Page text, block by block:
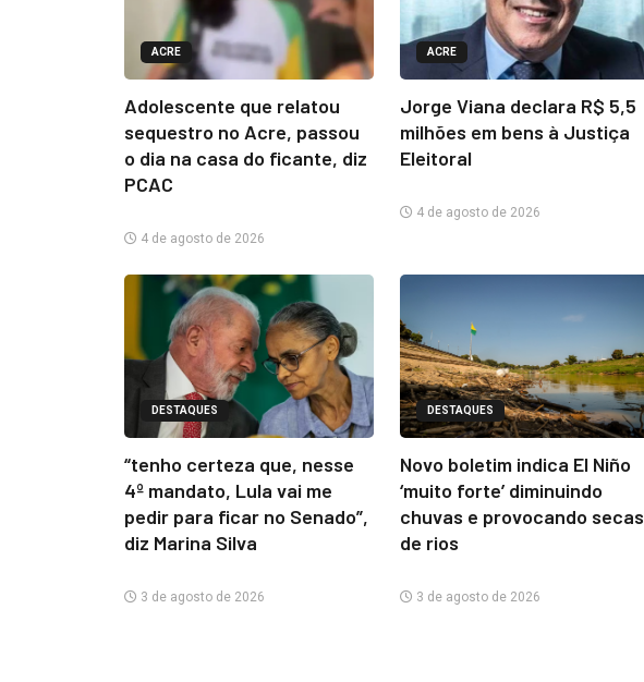
ACRE
Adolescente que relatou
sequestro no Acre, passou
o dia na casa do ficante, diz
PCAC
4 de agosto de 2026
ACRE
Jorge Viana declara R$ 5,5
milhões em bens à Justiça
Eleitoral
4 de agosto de 2026
DESTAQUES
“tenho certeza que, nesse
4º mandato, Lula vai me
pedir para ficar no Senado”,
diz Marina Silva
3 de agosto de 2026
DESTAQUES
Novo boletim indica El Niño
‘muito forte’ diminuindo
chuvas e provocando secas
de rios
3 de agosto de 2026